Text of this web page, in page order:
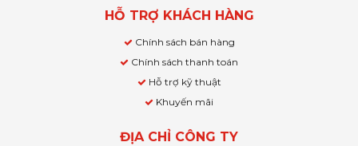
HỖ TRỢ KHÁCH HÀNG
Chính sách bán hàng
Chính sách thanh toán
Hỗ trợ kỹ thuật
Khuyến mãi
ĐỊA CHỈ CÔNG TY